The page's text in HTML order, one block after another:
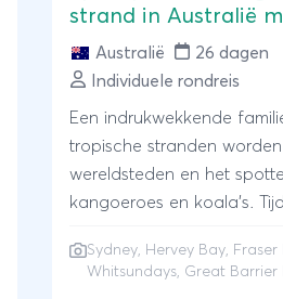
strand in Australië
Australië
26 dagen
Individuele rondreis
Een indrukwekkende
tropische stranden
wereldsteden en het
kangoeroes en koala's.
Australië. U volgt de
Sydney, Hervey Bay, Fraser
Whitsundays, Great Barrier